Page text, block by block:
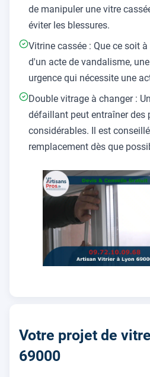
de manipuler une vitre
éviter les blessures.
Vitrine cassée : Que ce soit
d'un acte de vandalisme,
urgence qui nécessite une
Double vitrage à changer :
défaillant peut entraîner des
considérables. Il est
remplacement dès que
Votre projet de
69000